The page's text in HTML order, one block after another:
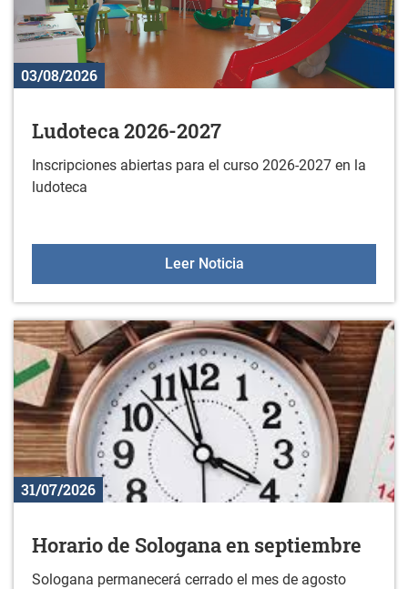
03/08/2026
Ludoteca 2026-2027
Inscripciones abiertas para el curso 2026-2027 en la
ludoteca
Leer NoticiaLudoteca 2026-2027
31/07/2026
Horario de Sologana en septiembre
Sologana permanecerá cerrado el mes de agosto